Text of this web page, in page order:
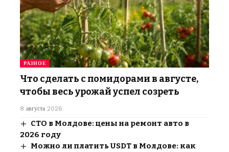
РАЗНОЕ
Что сделать с помидорами в августе,
чтобы весь урожай успел созреть
8 августа 2026
СТО в Молдове: цены на ремонт авто в
2026 году
Можно ли платить USDT в Молдове: как